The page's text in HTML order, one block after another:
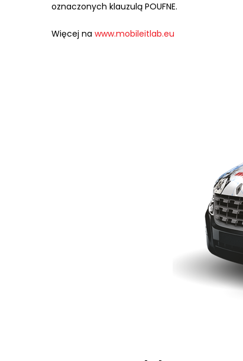
oznaczonych klauzulą POUFNE.
Więcej na www.mobileitlab.eu